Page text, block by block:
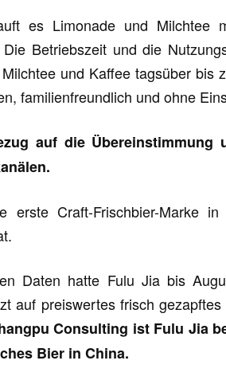
es Limonade und
Betriebszeit und die
und Kaffee tagsüber
familienfreundlich und ohne
auf die Übereinstimmung
erste Craft-Frischbier-Marke
Daten hatte Fulu Jia bis
auf preiswertes frisch
Consulting ist Fulu Jia
Bier in China.